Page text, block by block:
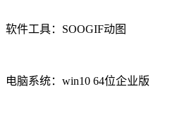
软件工具：SOOGIF动图
电脑系统：win10 64位企业版